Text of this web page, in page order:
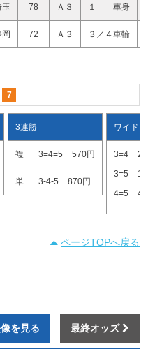
玉 78 Ａ３ １ 車身
岡 72 Ａ３ ３／４車輪
7
3連勝
複 3=4=5 570円
単 3-4-5 870円
ワイド
3=4
3=5
4=5
ページTOPへ戻る
を見る 最終オッズ